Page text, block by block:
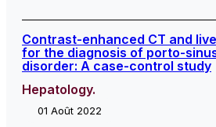
Contrast-enhanced CT and
for the diagnosis of porto-
disorder: A case-control study
Hepatology.
01 Août 2022